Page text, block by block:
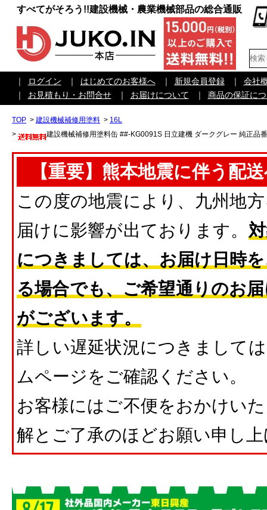
すべてがそろう!!建設機械・農業機械部品の総合通販
｜ ログイン ｜ はじめてのお客様へ ｜ 新規会員登録 ｜
会社
｜
お見積もり・お問合せ ｜ お届けについて ｜ 商品の保証に
TOP > 建設機械補修用塗料 > 16L
>
建設機械補修用塗料缶 ##-KG0091S 日立建機 ダークグレー 純正品
【重要】熊本地震に伴う配
この度の地震により、九州地
届けに影響が出ております。
につきましては、お届け日時
る場合でも、ご希望通りのお
がございます。
詳しい遅延状況につきまして
ムページをご確認ください。
お客様にはご不便をおかけい
解とご了承のほどお願い申し